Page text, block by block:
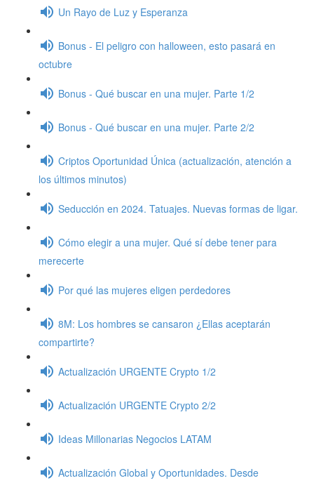
Un Rayo de Luz y Esperanza
Bonus - El peligro con halloween, esto pasará en
octubre
Bonus - Qué buscar en una mujer. Parte 1/2
Bonus - Qué buscar en una mujer. Parte 2/2
Criptos Oportunidad Única (actualización, atención a
los últimos minutos)
Seducción en 2024. Tatuajes. Nuevas formas de ligar.
Cómo elegir a una mujer. Qué sí debe tener para
merecerte
Por qué las mujeres eligen perdedores
8M: Los hombres se cansaron ¿Ellas aceptarán
compartirte?
Actualización URGENTE Crypto 1/2
Actualización URGENTE Crypto 2/2
Ideas Millonarias Negocios LATAM
Actualización Global y Oportunidades. Desde